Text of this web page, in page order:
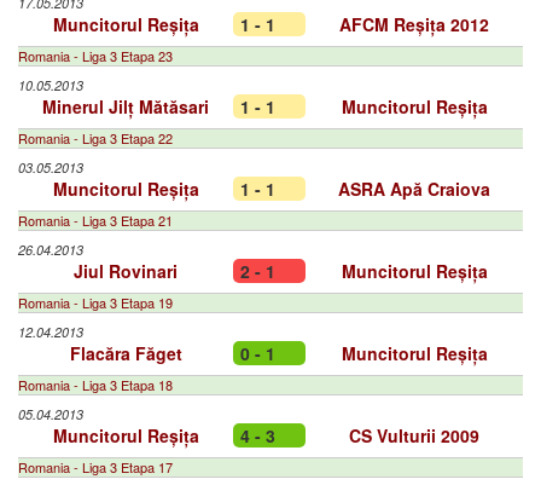
Muncitorul Reșița 1 - 1 AFCM Reșița 2012
Romania - Liga 3 Etapa 23
10.05.2013
Minerul Jilț Mătăsari 1 - 1 Muncitorul Reșița
Romania - Liga 3 Etapa 22
03.05.2013
Muncitorul Reșița 1 - 1 ASRA Apă Craiova
Romania - Liga 3 Etapa 21
26.04.2013
Jiul Rovinari 2 - 1 Muncitorul Reșița
Romania - Liga 3 Etapa 19
12.04.2013
Flacăra Făget 0 - 1 Muncitorul Reșița
Romania - Liga 3 Etapa 18
05.04.2013
Muncitorul Reșița 4 - 3 CS Vulturii 2009
Romania - Liga 3 Etapa 17